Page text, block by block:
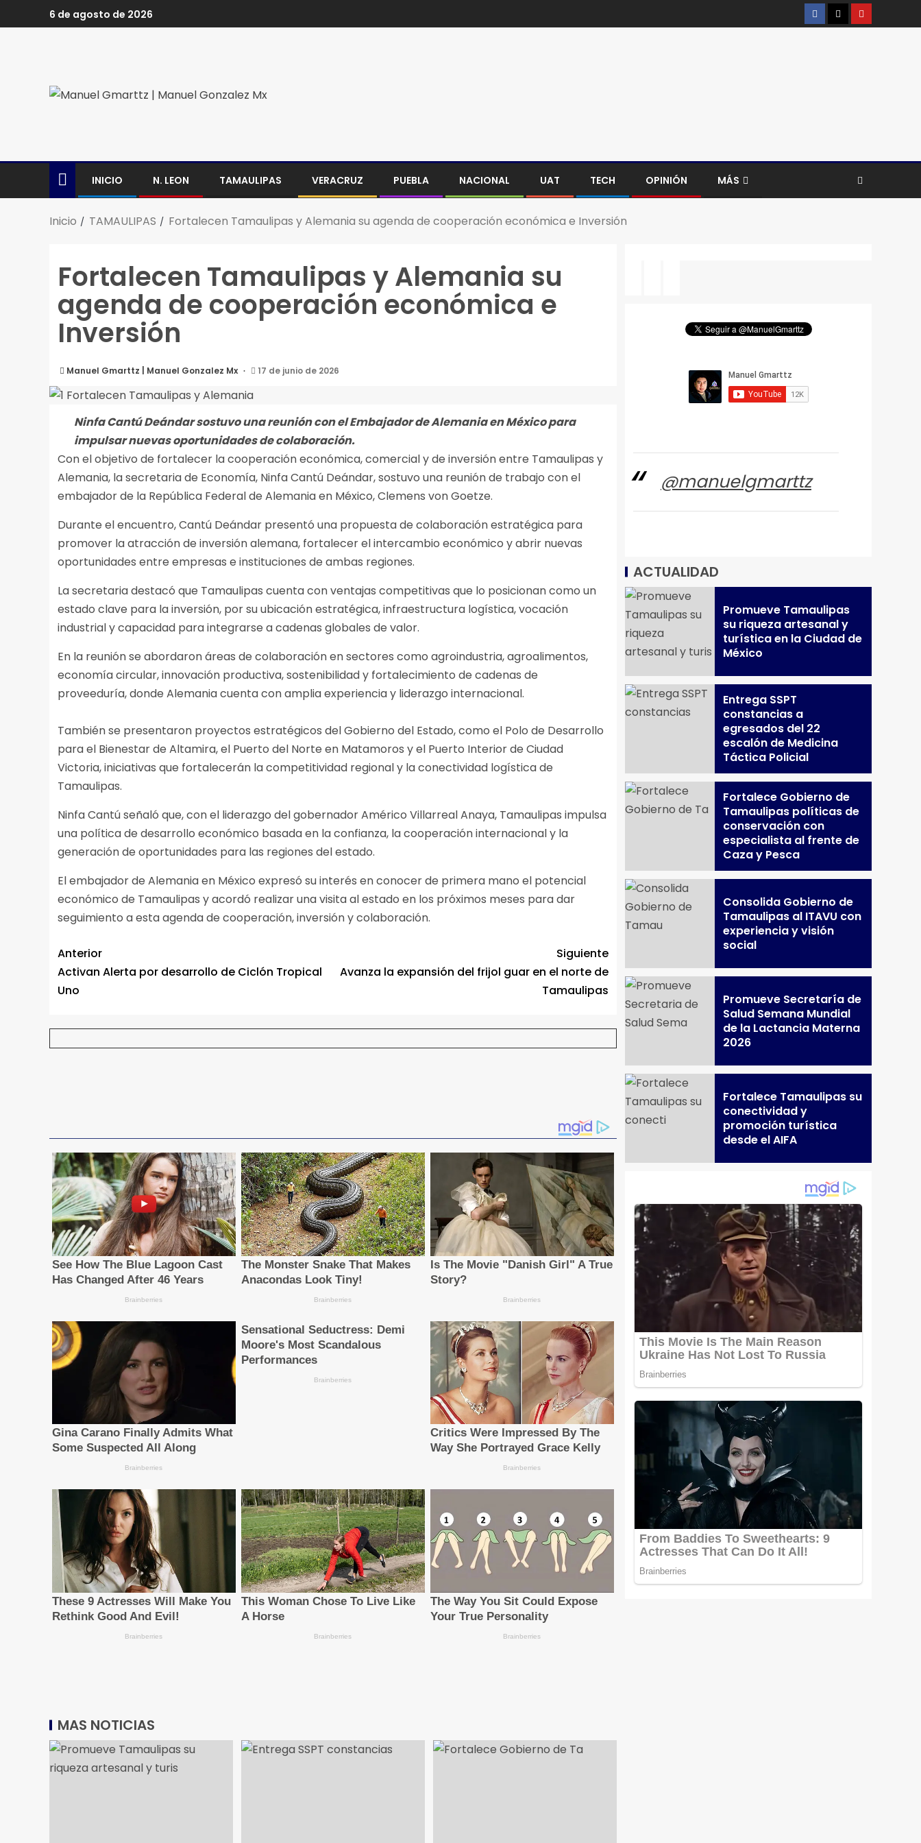
6 de agosto de 2026
INICIO N. LEON TAMAULIPAS VERACRUZ PUEBLA NACIONAL UAT TECH OPINIÓN MÁS
Inicio TAMAULIPAS Fortalecen Tamaulipas y Alemania su agenda de cooperación económica e Inversión
Fortalecen Tamaulipas y Alemania su
agenda de cooperación económica e
Inversión
Manuel Gmarttz | Manuel Gonzalez Mx 17 de junio de 2026
Ninfa Cantú Deándar sostuvo una reunión con el Embajador de Alemania en México para
impulsar nuevas oportunidades de colaboración.
Con el objetivo de fortalecer la cooperación económica, comercial y de inversión entre Tamaulipas y
Alemania, la secretaria de Economía, Ninfa Cantú Deándar, sostuvo una reunión de trabajo con el
embajador de la República Federal de Alemania en México, Clemens von Goetze.
Durante el encuentro, Cantú Deándar presentó una propuesta de colaboración estratégica para
promover la atracción de inversión alemana, fortalecer el intercambio económico y abrir nuevas
oportunidades entre empresas e instituciones de ambas regiones.
La secretaria destacó que Tamaulipas cuenta con ventajas competitivas que lo posicionan como un
estado clave para la inversión, por su ubicación estratégica, infraestructura logística, vocación
industrial y capacidad para integrarse a cadenas globales de valor.
En la reunión se abordaron áreas de colaboración en sectores como agroindustria, agroalimentos,
economía circular, innovación productiva, sostenibilidad y fortalecimiento de cadenas de
proveeduría, donde Alemania cuenta con amplia experiencia y liderazgo internacional.
También se presentaron proyectos estratégicos del Gobierno del Estado, como el Polo de Desarrollo
para el Bienestar de Altamira, el Puerto del Norte en Matamoros y el Puerto Interior de Ciudad
Victoria, iniciativas que fortalecerán la competitividad regional y la conectividad logística de
Tamaulipas.
Ninfa Cantú señaló que, con el liderazgo del gobernador Américo Villarreal Anaya, Tamaulipas impulsa
una política de desarrollo económico basada en la confianza, la cooperación internacional y la
generación de oportunidades para las regiones del estado.
El embajador de Alemania en México expresó su interés en conocer de primera mano el potencial
económico de Tamaulipas y acordó realizar una visita al estado en los próximos meses para dar
seguimiento a esta agenda de cooperación, inversión y colaboración.
Anterior
Activan Alerta por desarrollo de Ciclón Tropical
Uno
Siguiente
Avanza la expansión del frijol guar en el norte de
Tamaulipas
MAS NOTICIAS
@manuelgmarttz
ACTUALIDAD
Promueve Tamaulipas
su riqueza artesanal y
turística en la Ciudad de
México
Entrega SSPT
constancias a
egresados del 22
escalón de Medicina
Táctica Policial
Fortalece Gobierno de
Tamaulipas políticas de
conservación con
especialista al frente de
Caza y Pesca
Consolida Gobierno de
Tamaulipas al ITAVU con
experiencia y visión
social
Promueve Secretaría de
Salud Semana Mundial
de la Lactancia Materna
2026
Fortalece Tamaulipas su
conectividad y
promoción turística
desde el AIFA